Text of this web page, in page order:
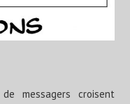
messagers croisent